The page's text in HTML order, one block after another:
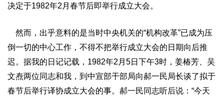
决定于1982年2月春节后即举行成立大会。
然而，出乎意料的是当时中央机关的“机构改革”已成为压
倒一切的中心工作，不得不把举行成立大会的日期向后推
迟。据我的日记记载，1982年2月5日下午3时，姜椿芳、吴
文焘两位同志和我，到中宣部干部局向郝一民局长谈了拟于
春节后举行译协成立大会的事。郝一民同志听后说：“今天